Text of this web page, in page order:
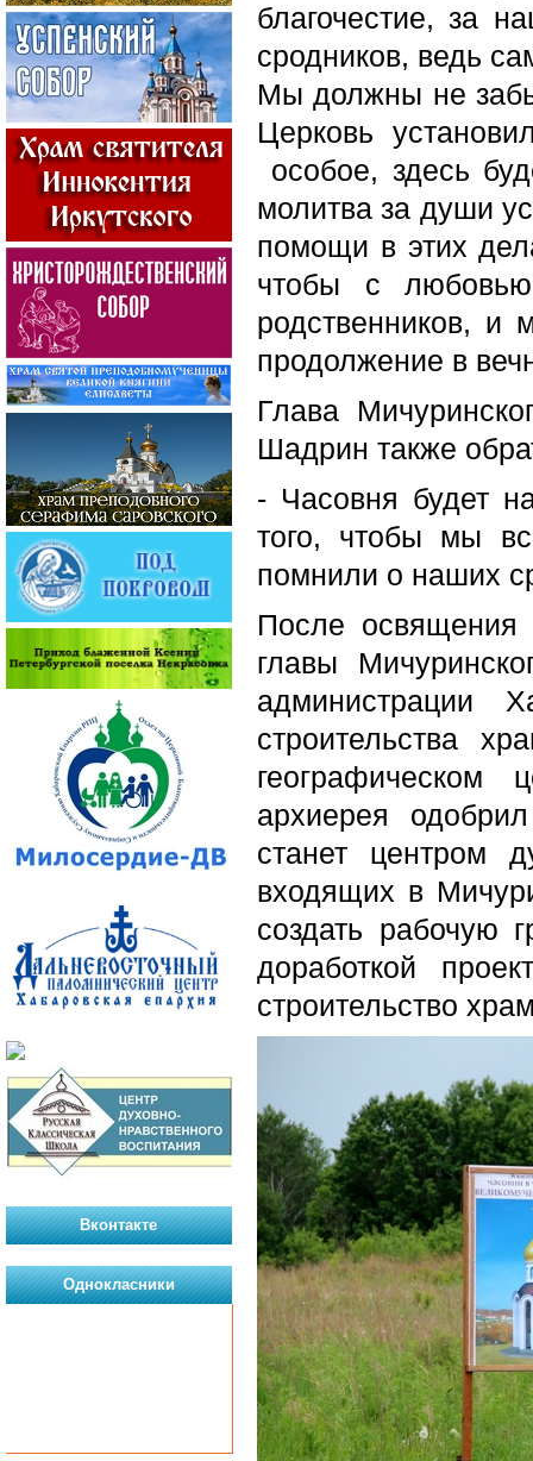
благочестие, за
сродников, ведь
Мы должны не
Церковь
особое, здесь
молитва за души
помощи в этих
чтобы с
родственников,
продолжение в
Глава
Шадрин также
- Часовня будет
того, чтобы мы
помнили о наших
После освящения
главы
администрации
строительства
архиерея
станет центром
входящих в
создать рабочую
доработкой
строительство
Вконтакте
Однокласники